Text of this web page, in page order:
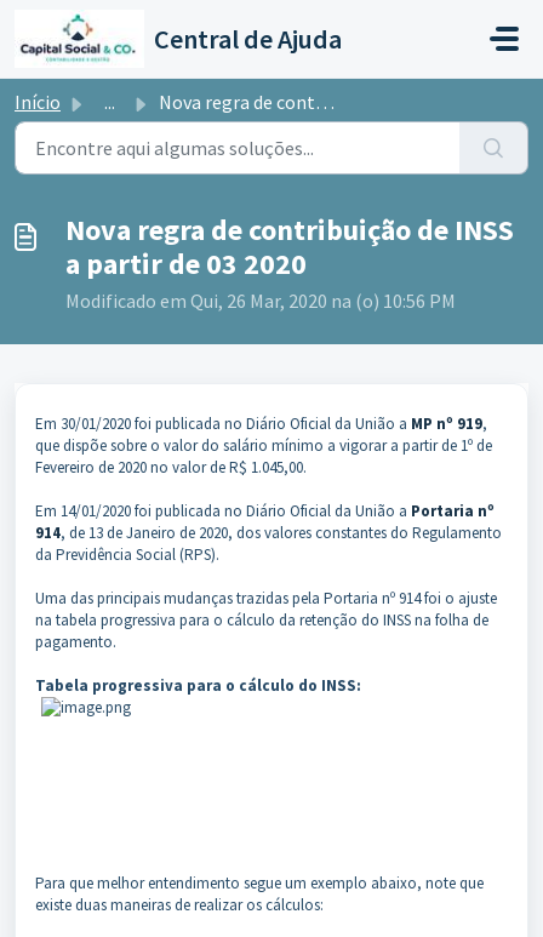
Ir para o conteúdo principal
Central de Ajuda
Início ... Nova regra de contribuição de INSS a partir de 03 2020
Nova regra de contribuição de INSS
a partir de 03 2020
Modificado em Qui, 26 Mar, 2020 na (o) 10:56 PM
Em 30/01/2020 foi publicada no Diário Oficial da União a MP nº 919,
que dispõe sobre o valor do salário mínimo a vigorar a partir de 1º de
Fevereiro de 2020 no valor de R$ 1.045,00.
Em 14/01/2020 foi publicada no Diário Oficial da União a Portaria nº
914, de 13 de Janeiro de 2020, dos valores constantes do Regulamento
da Previdência Social (RPS).
Uma das principais mudanças trazidas pela Portaria nº 914 foi o ajuste
na tabela progressiva para o cálculo da retenção do INSS na folha de
pagamento.
Tabela progressiva para o cálculo do INSS:
Para que melhor entendimento segue um exemplo abaixo, note que
existe duas maneiras de realizar os cálculos: